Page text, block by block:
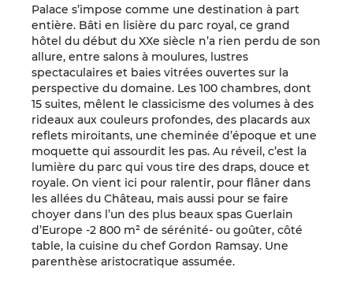
Palace s’impose comme une destination à part
entière. Bâti en lisière du parc royal, ce grand
hôtel du début du XXe siècle n’a rien perdu de son
allure, entre salons à moulures, lustres
spectaculaires et baies vitrées ouvertes sur la
perspective du domaine. Les 100 chambres, dont
15 suites, mêlent le classicisme des volumes à des
rideaux aux couleurs profondes, des placards aux
reflets miroitants, une cheminée d’époque et une
moquette qui assourdit les pas. Au réveil, c’est la
lumière du parc qui vous tire des draps, douce et
royale. On vient ici pour ralentir, pour flâner dans
les allées du Château, mais aussi pour se faire
choyer dans l’un des plus beaux spas Guerlain
d’Europe -2 800 m² de sérénité- ou goûter, côté
table, la cuisine du chef Gordon Ramsay. Une
parenthèse aristocratique assumée.